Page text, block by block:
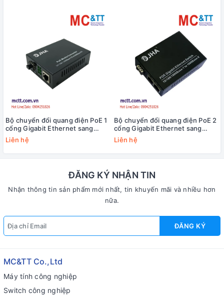
Bộ chuyển đổi quang điện PoE 1
cổng Gigabit Ethernet sang
quang JHA Tech JHA-GS11P
Liên hệ
Bộ chuyển đổi quang điện PoE 2
cổng Gigabit Ethernet sang
quang JHA Tech JHA-GS12P
Liên hệ
ĐĂNG KÝ NHẬN TIN
Nhận thông tin sản phẩm mới nhất, tin khuyến mãi và nhiều hơn
nữa.
ĐĂNG KÝ
MC&TT Co.,Ltd
Máy tính công nghiệp
Switch công nghiệp